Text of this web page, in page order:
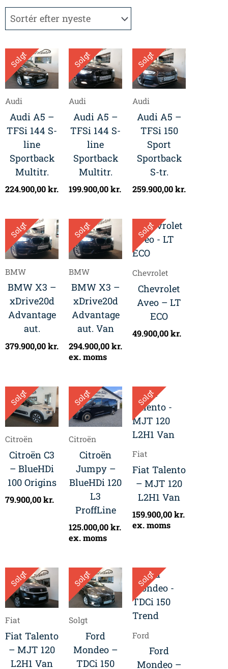
Solgt
Audi
Audi A5 –
TFSi 144 S-
line
Sportback
Multitr.
224.900,00kr.
Solgt
Audi
Audi A5 –
TFSi 144 S-
line
Sportback
Multitr.
199.900,00kr.
Solgt
Audi
Audi A5 –
TFSi 150
Sport
Sportback
S-tr.
259.900,00kr.
Solgt
BMW
BMW X3 –
xDrive20d
Advantage
aut.
379.900,00kr.
Solgt
BMW
BMW X3 –
xDrive20d
Advantage
aut. Van
294.900,00kr.
ex. moms
Solgt
Chevrolet
Chevrolet
Aveo – LT
ECO
49.900,00kr.
Solgt
Citroën
Citroën C3
– BlueHDi
100 Origins
79.900,00kr.
Solgt
Citroën
Citroën
Jumpy –
BlueHDi 120
L3
ProffLine
125.000,00kr.
ex. moms
Solgt
Fiat
Fiat Talento
– MJT 120
L2H1 Van
159.900,00kr.
ex. moms
Solgt
Fiat
Fiat Talento
– MJT 120
L2H1 Van
Solgt
Solgt
Ford
Mondeo –
TDCi 150
Solgt
Ford
Ford
Mondeo –